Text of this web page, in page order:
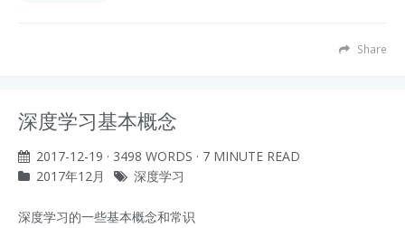
Share
深度学习基本概念
2017-12-19 · 3498 WORDS · 7 MINUTE READ
2017年12月
深度学习
深度学习的一些基本概念和常识